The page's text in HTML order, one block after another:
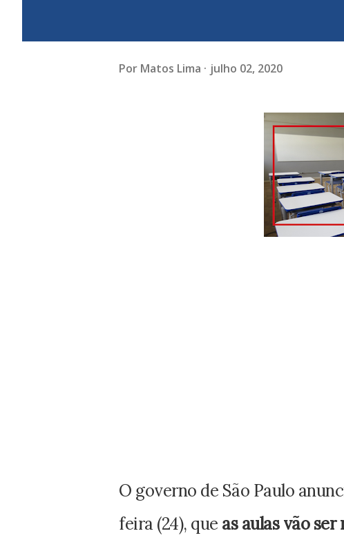
Por Matos Lima julho 02, 2020
O governo de São Paulo
feira (24), que as aulas vão